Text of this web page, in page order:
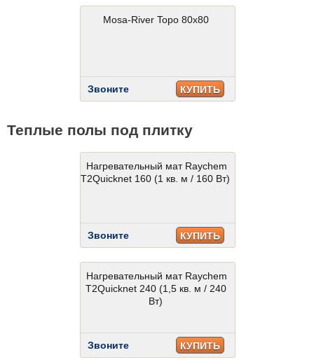
Mosa-River Topo 80x80
Звоните КУПИТЬ
Теплые полы под плитку
Нагревательный мат Raychem
T2Quicknet 160 (1 кв. м / 160 Вт)
Звоните КУПИТЬ
Нагревательный мат Raychem
T2Quicknet 240 (1,5 кв. м / 240
Вт)
Звоните КУПИТЬ